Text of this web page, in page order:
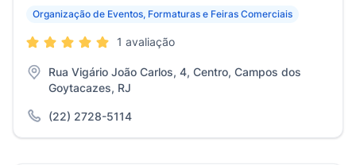
Organização de Eventos, Formaturas e Feiras Comerciais
1 avaliação
Rua Vigário João Carlos, 4, Centro, Campos dos
Goytacazes, RJ
(22) 2728-5114